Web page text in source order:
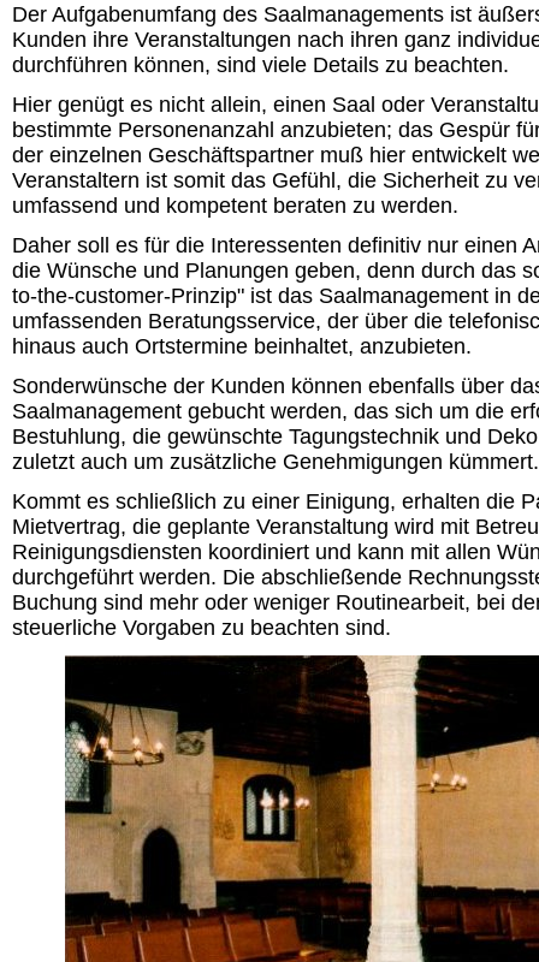
Der Aufgabenumfang des Saalmanagements ist
Kunden ihre Veranstaltungen nach ihren ganz
durchführen können, sind viele Details zu beachten.
Hier genügt es nicht allein, einen Saal oder
bestimmte Personenanzahl anzubieten; das Gespür
der einzelnen Geschäftspartner muß hier entwickelt
Veranstaltern ist somit das Gefühl, die Sicherheit zu
umfassend und kompetent beraten zu werden.
Daher soll es für die Interessenten definitiv nur einen
die Wünsche und Planungen geben, denn durch das
to-the-customer-Prinzip" ist das Saalmanagement in
umfassenden Beratungsservice, der über die
hinaus auch Ortstermine beinhaltet, anzubieten.
Sonderwünsche der Kunden können ebenfalls über
Saalmanagement gebucht werden, das sich um die
Bestuhlung, die gewünschte Tagungstechnik und
zuletzt auch um zusätzliche Genehmigungen kümmert.
Kommt es schließlich zu einer Einigung, erhalten die
Mietvertrag, die geplante Veranstaltung wird mit
Reinigungsdiensten koordiniert und kann mit allen
durchgeführt werden. Die abschließende
Buchung sind mehr oder weniger Routinearbeit, bei
steuerliche Vorgaben zu beachten sind.